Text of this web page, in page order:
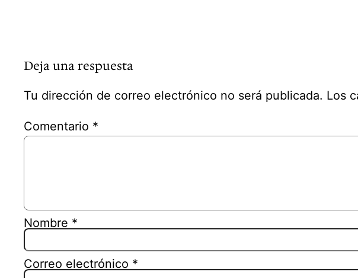
Deja una respuesta
Tu dirección de correo electrónico no será publicada. Los
Comentario *
Nombre *
Correo electrónico *